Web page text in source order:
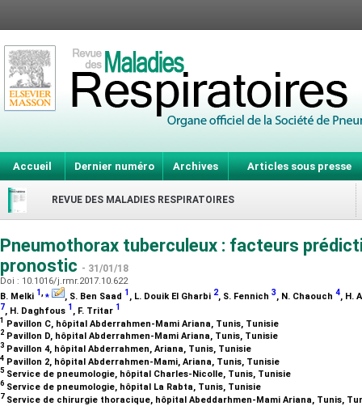
Accueil Dernier numéro Archives Articles sous presse
REVUE DES MALADIES RESPIRATOIRES
Pneumothorax tuberculeux : facteurs
pronostic - 31/01/18
Doi : 10.1016/j.rmr.2017.10.622
B. Melki 1,⁎ , S. Ben Saad 1 , L. Douik El Gharbi 2, S. Fennich 3, N. Chaouch 4, H.
7, H. Daghfous 1 , F. Tritar 1
1 Pavillon C, hôpital Abderrahmen-Mami Ariana, Tunis, Tunisie
2 Pavillon D, hôpital Abderrahmen-Mami Ariana, Tunis, Tunisie
3 Pavillon 4, hôpital Abderrahmen, Ariana, Tunis, Tunisie
4 Pavillon 2, hôpital Abderrahmen-Mami, Ariana, Tunis, Tunisie
5 Service de pneumologie, hôpital Charles-Nicolle, Tunis, Tunisie
6 Service de pneumologie, hôpital La Rabta, Tunis, Tunisie
7 Service de chirurgie thoracique, hôpital Abeddarhmen-Mami Ariana, Tunis,